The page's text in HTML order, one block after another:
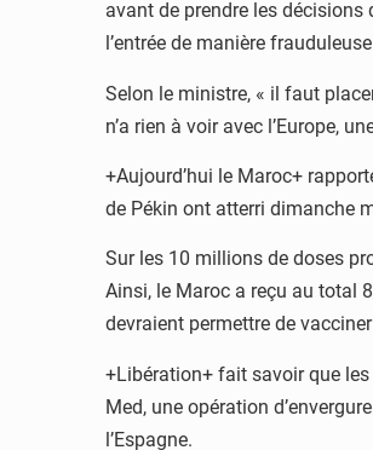
avant de prendre les décisions
l’entrée de manière
Selon le ministre, « il faut
n’a rien à voir avec l’Europe,
+Aujourd’hui le Maroc+
de Pékin ont atterri dimanche
Sur les 10 millions de doses
Ainsi, le Maroc a reçu au total
devraient permettre de
+Libération+ fait savoir que
Med, une opération
l’Espagne.